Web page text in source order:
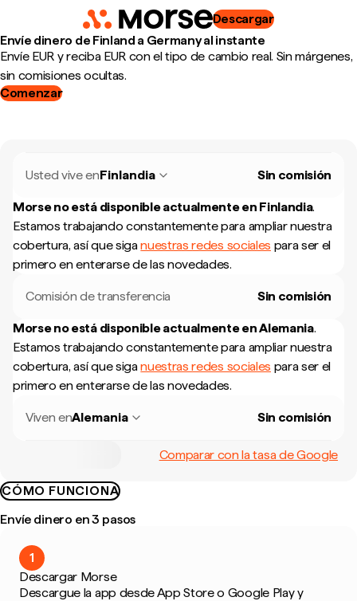
Descargar
Envíe dinero de Finland a Germany al instante
Envíe EUR y reciba EUR con el tipo de cambio real. Sin márgenes,
sin comisiones ocultas.
Comenzar
Usted vive enFinlandia Sin comisión
Morse no está disponible actualmente en Finlandia.
Estamos trabajando constantemente para ampliar nuestra
cobertura, así que siganuestras redes sociales para ser el
primero en enterarse de las novedades.
Comisión de transferencia Sin comisión
Morse no está disponible actualmente enAlemania.
Estamos trabajando constantemente para ampliar nuestra
cobertura, así que siganuestras redes sociales para ser el
primero en enterarse de las novedades.
Viven enAlemania Sin comisión
Comparar con la tasa de Google
CÓMO FUNCIONA
Envíe dinero en 3 pasos
1
Descargar Morse
Descargue la app desde App Store o Google Play y